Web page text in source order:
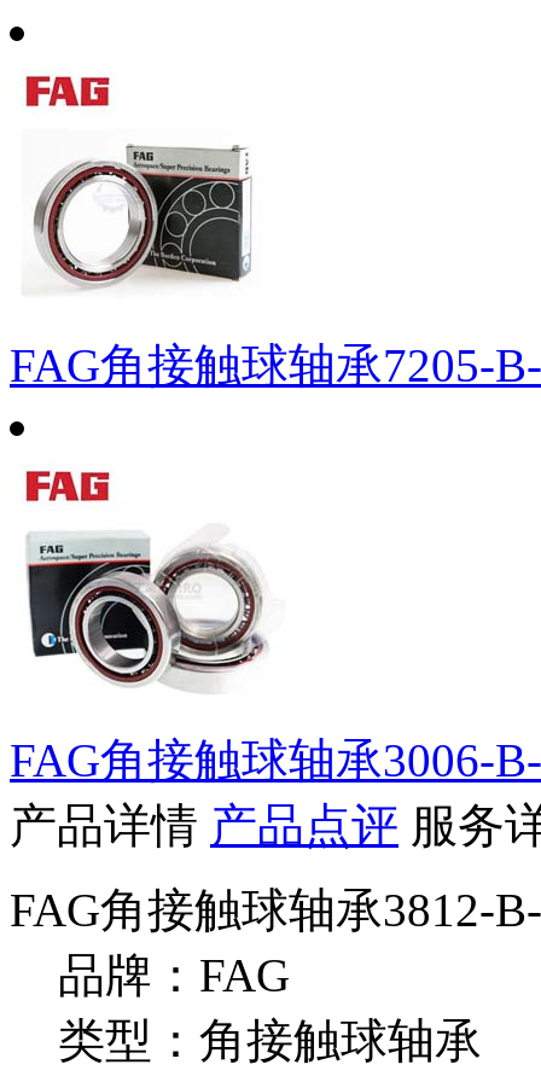
FAG角接触球轴承7205-
FAG角接触球轴承3006-
产品详情 产品点评 服务
FAG角接触球轴承3812-
品牌：FAG
类型：角接触球轴承